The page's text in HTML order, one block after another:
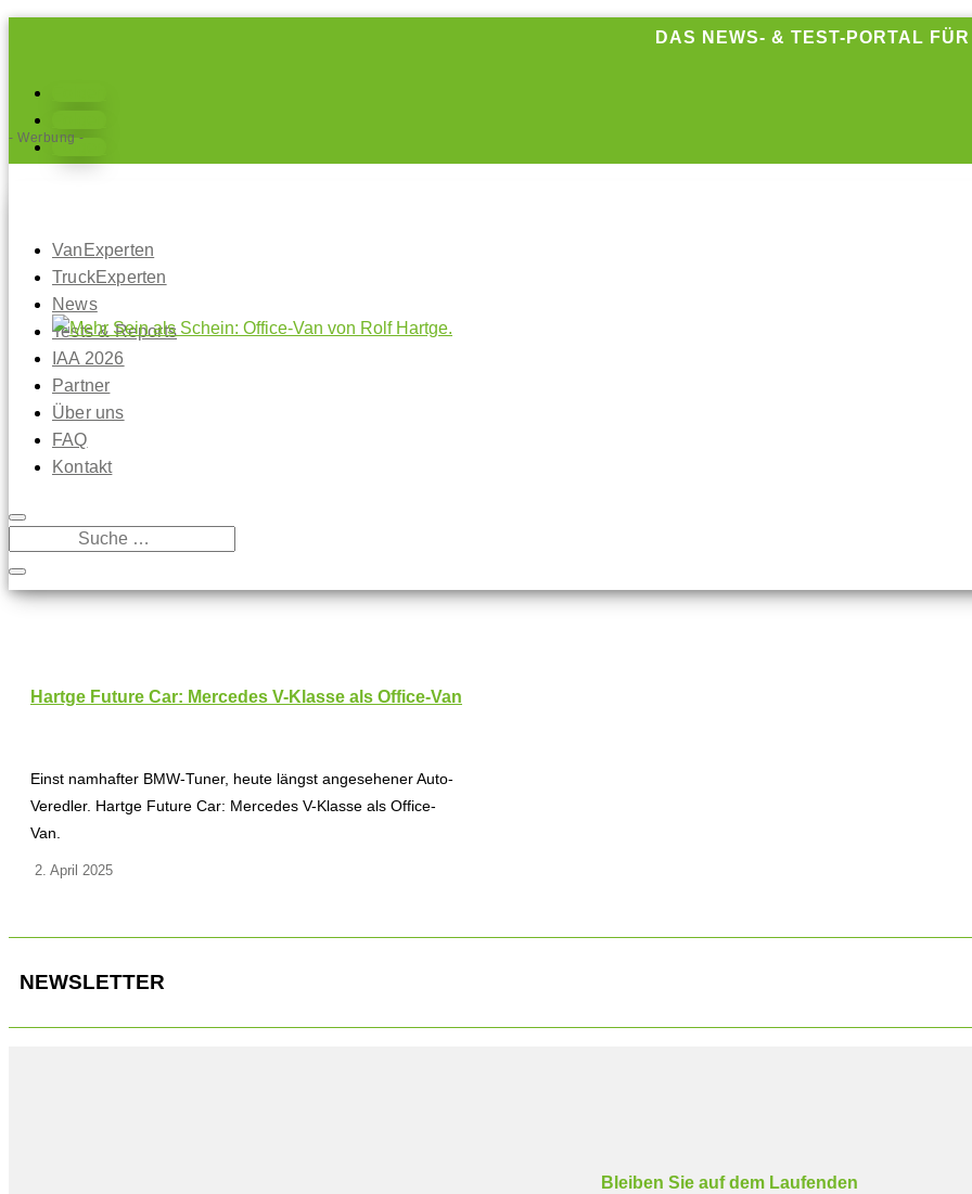
DAS NEWS- & TEST-PORTAL
Folgen
VanExperten
TruckExperten
News
Tests & Reports
IAA 2026
Partner
Über uns
FAQ
Kontakt
- Werbung -
Hartge Future Car: Mercedes V-Klasse als Office-Van
Einst namhafter BMW-Tuner, heute längst angesehener Auto-
Veredler. Hartge Future Car: Mercedes V-Klasse als Office-
Van.
2. April 2025
NEWSLETTER
Bleiben Sie auf dem Laufenden